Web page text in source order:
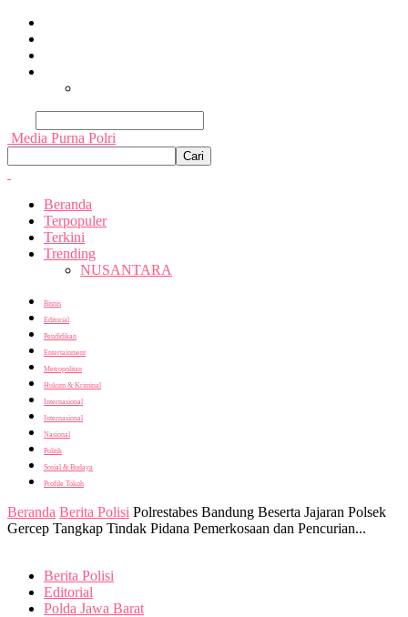
Media Purna Polri
Beranda
Terpopuler
Terkini
Trending
NUSANTARA
Bisnis
Editorial
Pendidikan
Entertainment
Metropolitan
Hukum & Kriminal
Internasional
Internasional
Nasional
Politik
Sosial & Budaya
Profile Tokoh
Beranda Berita Polisi Polrestabes Bandung Beserta Jajaran Polsek
Gercep Tangkap Tindak Pidana Pemerkosaan dan Pencurian...
Berita Polisi
Editorial
Polda Jawa Barat